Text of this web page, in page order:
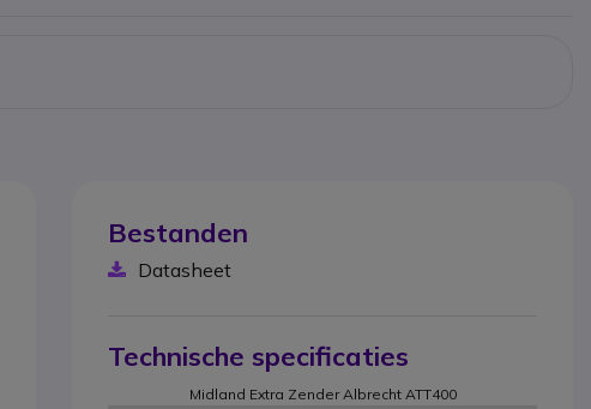
Bestanden
Datasheet
Technische specificaties
Midland Extra Zender Albrecht ATT400